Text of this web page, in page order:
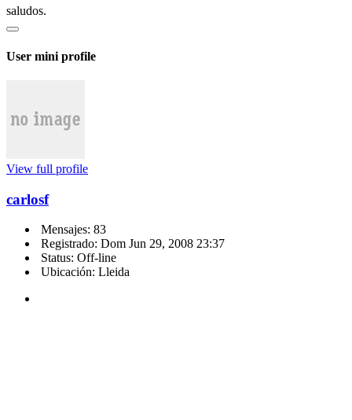
saludos.
User mini profile
View full profile
carlosf
Mensajes: 83
Registrado: Dom Jun 29, 2008 23:37
Status: Off-line
Ubicación: Lleida